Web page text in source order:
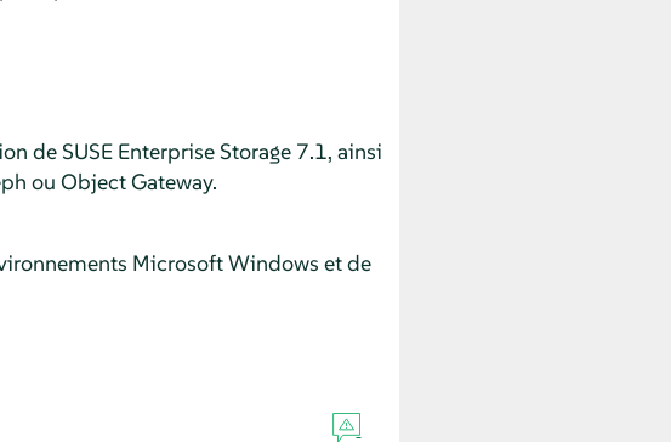
de SUSE Enterprise Storage 7.1, ainsi
ou Object Gateway.
Microsoft Windows et de